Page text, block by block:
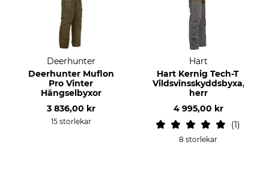
Deerhunter
Deerhunter Muflon
Pro Vinter
Hängselbyxor
3 836,00 kr
15 storlekar
Hart
Hart Kernig Tech-T
Vildsvinsskyddsbyxa,
herr
4 995,00 kr
1
8 storlekar